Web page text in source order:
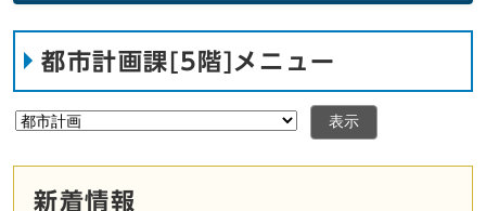
都市計画課[5階]メニュー
表示
新着情報